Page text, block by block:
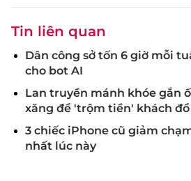
Tin liên quan
Dân công sở tốn 6 giờ mỗi
cho bot AI
Lan truyền mánh khóe gắn
xăng để 'trộm tiền' khách đổ
3 chiếc iPhone cũ giảm
nhất lúc này